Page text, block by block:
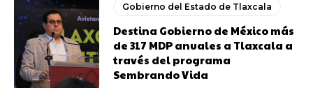
Gobierno del Estado de Tlaxcala
Destina Gobierno de México más
de 317 MDP anuales a Tlaxcala a
través del programa
Sembrando Vida